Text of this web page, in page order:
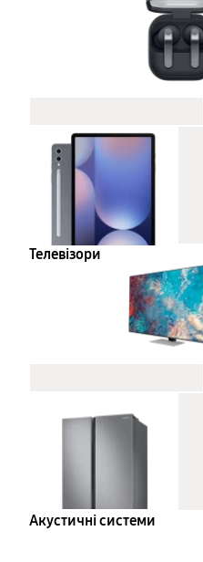
Телевізори
Акустичні системи